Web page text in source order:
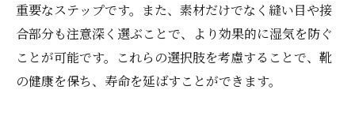
重要なステップです。また、素材だけでなく縫い目や接
合部分も注意深く選ぶことで、より効果的に湿気を防ぐ
ことが可能です。これらの選択肢を考慮することで、靴
の健康を保ち、寿命を延ばすことができます。